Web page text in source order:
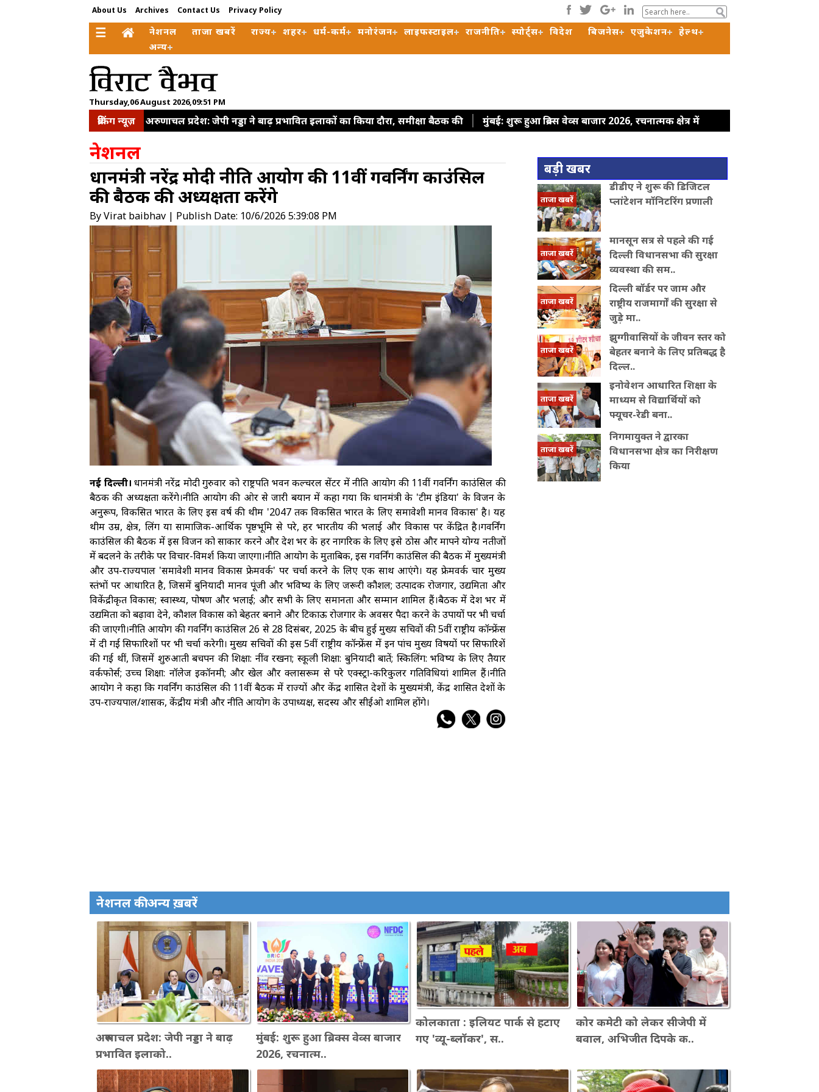
About Us Archives Contact Us Privacy Policy
☰ नेशनल ताजा खबरें राज्य शहर धर्म-कर्म मनोरंजन लाइफस्टाइल राजनीति स्पोर्ट्स विदेश बिजनेस एजुकेशन
हेल्थ
अन्य
Thursday,06 August 2026,09:51 PM
ब्रेकिंग न्यूज़ अरुणाचल प्रदेश: जेपी नड्डा ने बाढ़ प्रभावित इलाकों का किया दौरा, समीक्षा बैठक की
मुंबई: शुरू हुआ ब्रिक्स वेव्स बाजार 2026, रचनात्मक क्षेत्र में
राज्यसभा में गृह मंत्री की मौजूदगी की मांग, सभापति ने रिजिजू से
कहा-विपक्ष की भावना सरकार तक पहुंचाएं
वास्तविक मुद्दों से युवाओं का ध्यान हटाना चाह रही केंद्र और यूपी सरकार: डिंपल यादव
प्रयागराज कार्यक्रम की अनुमति रद्द होने पर विपक्षी सांसदों ने सरकार पर लगाया आरोप
झांसी में सड़क हादसे में अतीक अहमद के बेटे अबान की
मौत
नेशनल
प्रधानमंत्री नरेंद्र मोदी नीति आयोग की 11वीं गवर्निंग काउंसिल
की बैठक की अध्यक्षता करेंगे
By Virat baibhav | Publish Date: 10/6/2026 5:39:08 PM
नई दिल्ली। प्रधानमंत्री नरेंद्र मोदी गुरुवार को राष्ट्रपति भवन कल्चरल सेंटर में नीति आयोग की 11वीं गवर्निंग काउंसिल की
बैठक की अध्यक्षता करेंगे।नीति आयोग की ओर से जारी बयान में कहा गया कि प्रधानमंत्री के 'टीम इंडिया' के विजन के
अनुरूप, विकसित भारत के लिए इस वर्ष की थीम '2047 तक विकसित भारत के लिए समावेशी मानव विकास' है। यह
थीम उम्र, क्षेत्र, लिंग या सामाजिक-आर्थिक पृष्ठभूमि से परे, हर भारतीय की भलाई और विकास पर केंद्रित है।गवर्निंग
काउंसिल की बैठक में इस विजन को साकार करने और देश भर के हर नागरिक के लिए इसे ठोस और मापने योग्य नतीजों
में बदलने के तरीके पर विचार-विमर्श किया जाएगा।नीति आयोग के मुताबिक, इस गवर्निंग काउंसिल की बैठक में मुख्यमंत्री
और उप-राज्यपाल 'समावेशी मानव विकास फ्रेमवर्क' पर चर्चा करने के लिए एक साथ आएंगे। यह फ्रेमवर्क चार मुख्य
स्तंभों पर आधारित है, जिसमें बुनियादी मानव पूंजी और भविष्य के लिए जरूरी कौशल; उत्पादक रोजगार, उद्यमिता और
विकेंद्रीकृत विकास; स्वास्थ्य, पोषण और भलाई; और सभी के लिए समानता और सम्मान शामिल हैं।बैठक में देश भर में
उद्यमिता को बढ़ावा देने, कौशल विकास को बेहतर बनाने और टिकाऊ रोजगार के अवसर पैदा करने के उपायों पर भी चर्चा
की जाएगी।नीति आयोग की गवर्निंग काउंसिल 26 से 28 दिसंबर, 2025 के बीच हुई मुख्य सचिवों की 5वीं राष्ट्रीय कॉन्फ्रेंस
में दी गई सिफारिशों पर भी चर्चा करेगी। मुख्य सचिवों की इस 5वीं राष्ट्रीय कॉन्फ्रेंस में इन पांच मुख्य विषयों पर सिफारिशें
की गई थीं, जिसमें शुरुआती बचपन की शिक्षा: नींव रखना; स्कूली शिक्षा: बुनियादी बातें; स्किलिंग: भविष्य के लिए तैयार
वर्कफोर्स; उच्च शिक्षा: नॉलेज इकॉनमी; और खेल और क्लासरूम से परे एक्स्ट्रा-करिकुलर गतिविधियां शामिल हैं।नीति
आयोग ने कहा कि गवर्निंग काउंसिल की 11वीं बैठक में राज्यों और केंद्र शासित प्रदेशों के मुख्यमंत्री, केंद्र शासित प्रदेशों के
उप-राज्यपाल/प्रशासक, केंद्रीय मंत्री और नीति आयोग के उपाध्यक्ष, सदस्य और सीईओ शामिल होंगे।
बड़ी खबर
ताजा खबरें
डीडीए ने शुरू की डिजिटल
प्लांटेशन मॉनिटरिंग प्रणाली
ताजा खबरें
मानसून सत्र से पहले की गई
दिल्ली विधानसभा की सुरक्षा
व्यवस्था की सम..
ताजा खबरें
दिल्ली बॉर्डर पर जाम और
राष्ट्रीय राजमार्गों की सुरक्षा से
जुड़े मा..
ताजा खबरें
झुग्गीवासियों के जीवन स्तर को
बेहतर बनाने के लिए प्रतिबद्ध है
दिल्ल..
ताजा खबरें
इनोवेशन आधारित शिक्षा के
माध्यम से विद्यार्थियों को
फ्यूचर-रेडी बना..
ताजा खबरें
निगमायुक्त ने द्वारका
विधानसभा क्षेत्र का निरीक्षण
किया
नेशनल की अन्य ख़बरें
अरुणाचल प्रदेश: जेपी नड्डा ने बाढ़
प्रभावित इलाको..
मुंबई: शुरू हुआ ब्रिक्स वेव्स बाजार
2026, रचनात्म..
कोलकाता : इलियट पार्क से हटाए
गए 'व्यू-ब्लॉकर', स..
कोर कमेटी को लेकर सीजेपी में
बवाल, अभिजीत दिपके क..